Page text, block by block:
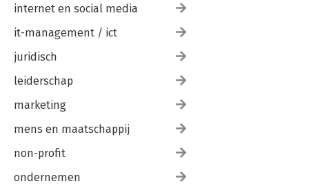
internet en social media
it-management / ict
juridisch
leiderschap
marketing
mens en maatschappij
non-profit
ondernemen